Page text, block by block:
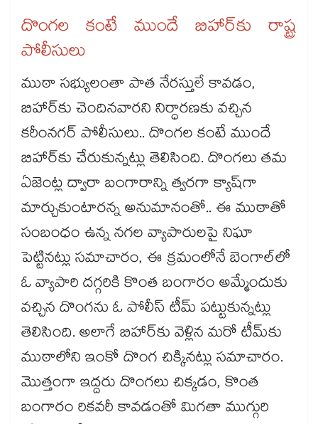
దొంగల కంటే ముందే బిహార్‌‌‌‌కు రాష్ట్ర
పోలీసులు
ముఠా సభ్యులంతా పాత నేరస్తులే కావడం,
బిహార్‌‌‌‌కు చెందినవారని నిర్ధారణకు వచ్చిన
కరీంనగర్ పోలీసులు.. దొంగల కంటే ముందే
బిహార్‌‌‌‌కు చేరుకున్నట్లు తెలిసింది. దొంగలు తమ
ఏజెంట్ల ద్వారా బంగారాన్ని త్వరగా క్యాష్‌‌‌‌గా
మార్చుకుంటారన్న అనుమానంతో.. ఈ ముఠాతో
సంబంధం ఉన్న నగల వ్యాపారులపై నిఘా
పెట్టినట్లు సమాచారం, ఈ క్రమంలోనే బెంగాల్‌‌‌‌లో
ఓ వ్యాపారి దగ్గరికి కొంత బంగారం అమ్మేందుకు
వచ్చిన దొంగను ఓ పోలీస్ టీమ్ పట్టుకున్నట్లు
తెలిసింది. అలాగే బిహార్‌‌‌‌కు వెళ్లిన మరో టీమ్‌‌‌‌కు
ముఠాలోని ఇంకో దొంగ చిక్కినట్లు సమాచారం.
మొత్తంగా ఇద్దరు దొంగలు చిక్కడం, కొంత
బంగారం రికవరీ కావడంతో మిగతా ముగ్గురి